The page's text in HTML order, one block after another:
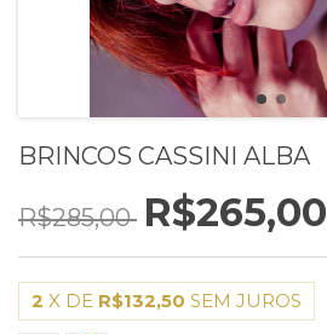
BRINCOS CASSINI ALBA
R$285,00 R$265,00
2 X DE R$132,50 SEM JUROS